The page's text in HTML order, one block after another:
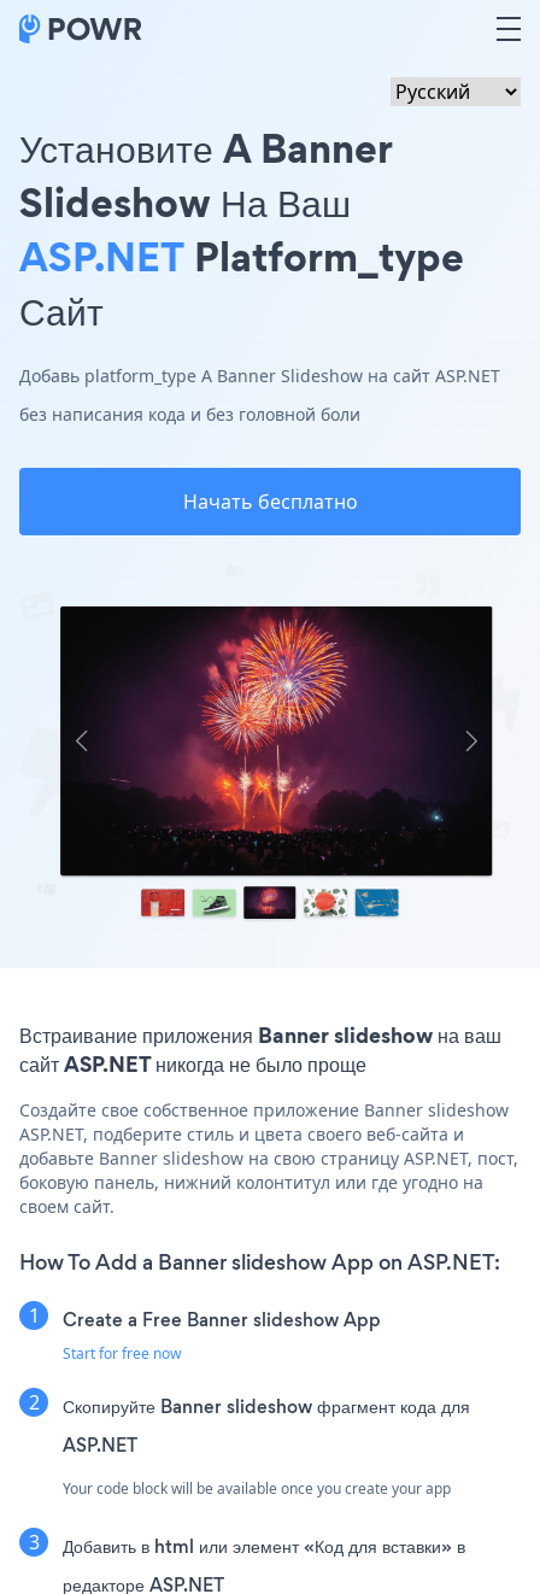
Установите A Banner
Slideshow На Ваш
ASP.NET Platform_type
Сайт
Добавь platform_type A Banner Slideshow на сайт ASP.NET
без написания кода и без головной боли
Начать бесплатно
Встраивание приложения Banner slideshow на ваш
сайт ASP.NET никогда не было проще
Создайте свое собственное приложение Banner slideshow
ASP.NET, подберите стиль и цвета своего веб-сайта и
добавьте Banner slideshow на свою страницу ASP.NET, пост,
боковую панель, нижний колонтитул или где угодно на
своем сайт.
How To Add a Banner slideshow App on ASP.NET:
Create a Free Banner slideshow App
Start for free now
Скопируйте Banner slideshow фрагмент кода для
ASP.NET
Your code block will be available once you create your app
Добавить в html или элемент «Код для вставки» в
редакторе ASP.NET